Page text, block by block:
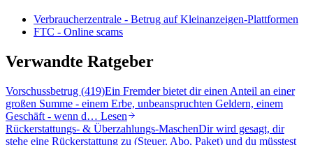
Verbraucherzentrale - Betrug auf Kleinanzeigen-Plattformen
FTC - Online scams
Verwandte Ratgeber
Vorschussbetrug (419)Ein Fremder bietet dir einen Anteil an einer
großen Summe - einem Erbe, unbeanspruchten Geldern, einem
Geschäft - wenn d… Lesen
Rückerstattungs- & Überzahlungs-MaschenDir wird gesagt, dir
stehe eine Rückerstattung zu (Steuer, Abo, Paket) und du müsstest